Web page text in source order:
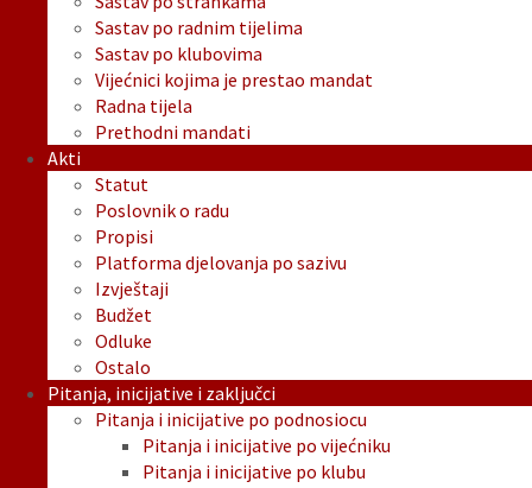
Sastav po radnim tijelima
Sastav po klubovima
Vijećnici kojima je prestao mandat
Radna tijela
Prethodni mandati
Akti
Statut
Poslovnik o radu
Propisi
Platforma djelovanja po sazivu
Izvještaji
Budžet
Odluke
Ostalo
Pitanja, inicijative i zaključci
Pitanja i inicijative po podnosiocu
Pitanja i inicijative po vijećniku
Pitanja i inicijative po klubu